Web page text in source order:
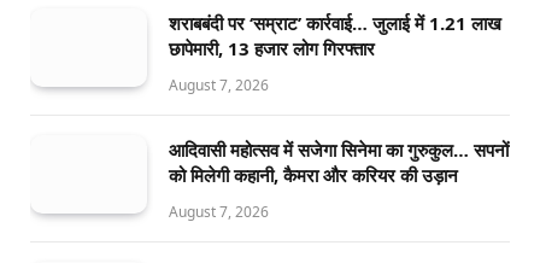
शराबबंदी पर ‘सम्राट’ कार्रवाई… जुलाई में 1.21 लाख
छापेमारी, 13 हजार लोग गिरफ्तार
August 7, 2026
आदिवासी महोत्सव में सजेगा सिनेमा का गुरुकुल… सपनों
को मिलेगी कहानी, कैमरा और करियर की उड़ान
August 7, 2026